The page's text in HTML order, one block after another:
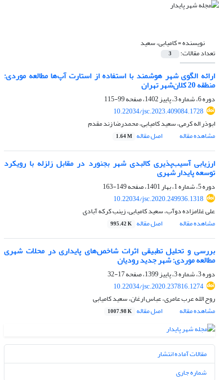
نویسنده =کامیابی، سعید
تعداد مقالات: 3
ارائه الگوی شهر هوشمند با استفاده از استارت آپ‌ها مطالعه موردی:
منطقه 20 کلان‌شهر تهران
دوره 6، شماره 3، پاییز 1402، صفحه
99-115
10.22034/jsc.2023.409084.1728
ابوذر اله کرمی، سعید کامیابی، محمدرضا زند مقدم
مشاهده مقاله
اصل مقاله 1.64 M
ارزیابی آسیب‌پذیری کالبدی شهر بجنورد در مقابل زلزله با رویکرد
توسعه پایدار شهری
دوره 5، شماره 1، بهار 1401، صفحه
149-163
10.22034/jsc.2020.249936.1318
علی غلامزاده دوآب، سعید کامیابی، زینب کرکه آبادی
مشاهده مقاله
اصل مقاله 995.42 K
بررسی و تحلیل تطبیقی اثرات شاخص‌های پایداری در محلات شهری
مطالعه موردی: شهر جدید رودیان
دوره 3، شماره 3، پاییز 1399، صفحه
17-32
10.22034/jsc.2020.237816.1274
روح الله عرب عامری، عباس ارغان، سعید کامیابی
مشاهده مقاله
اصل مقاله 1007.98 K
مقالات آماده انتشار
شماره جاری